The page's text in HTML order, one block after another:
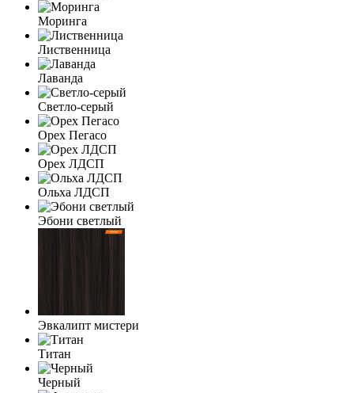
Моринга
Лиственница
Лаванда
Светло-серый
Орех Пегасо
Орех ЛДСП
Ольха ЛДСП
Эбони светлый
Эвкалипт мистери
Титан
Черный